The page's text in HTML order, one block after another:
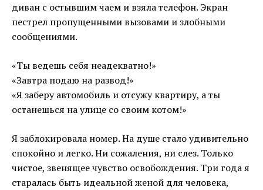
диван с остывшим чаем и взяла телефон. Экран
пестрел пропущенными вызовами и злобными
сообщениями.
«Ты ведешь себя неадекватно!»
«Завтра подаю на развод!»
«Я заберу автомобиль и отсужу квартиру, а ты
останешься на улице со своим котом!»
Я заблокировала номер. На душе стало удивительно
спокойно и легко. Ни сожаления, ни слез. Только
чистое, звенящее чувство освобождения. Три года я
старалась быть идеальной женой для человека,